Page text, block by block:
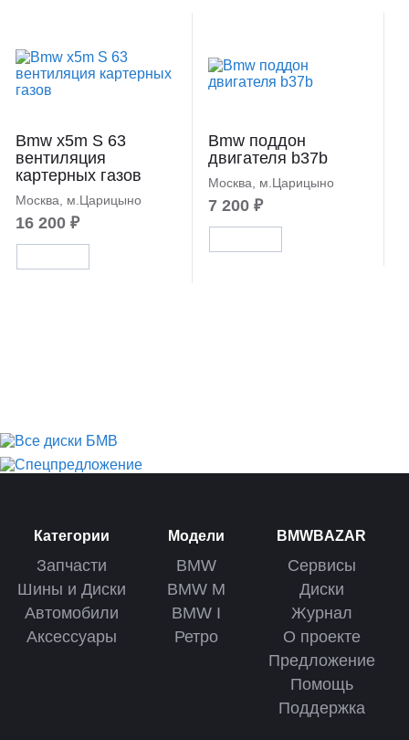
Bmw x5m S 63
вентиляция
картерных газов
Москва, м.Царицыно
16 200 ₽
Bmw поддон
двигателя b37b
Москва, м.Царицыно
7 200 ₽
Категории
Запчасти
Шины и Диски
Автомобили
Аксессуары
Модели
BMW
BMW M
BMW I
Ретро
BMWBAZAR
Сервисы
Диски
Журнал
О проекте
Предложение
Помощь
Поддержка